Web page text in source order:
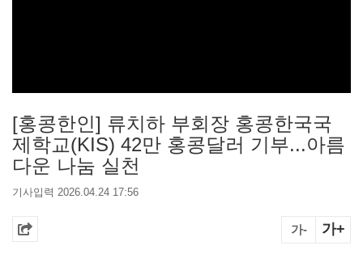
[홍콩한인] 류치하 부회장 홍콩한국국
제학교(KIS) 42만 홍콩달러 기부...아름
다운 나눔 실천
기사입력 2026.04.24 17:56
가- 가+